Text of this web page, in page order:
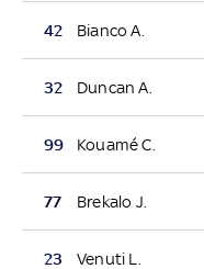
42 Bianco A.
32 Duncan A.
99 Kouamé C.
77 Brekalo J.
23 Venuti L.